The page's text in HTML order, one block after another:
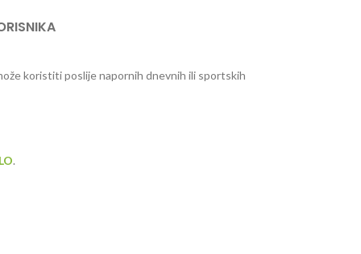
koristiti poslije napornih dnevnih ili sportskih
.